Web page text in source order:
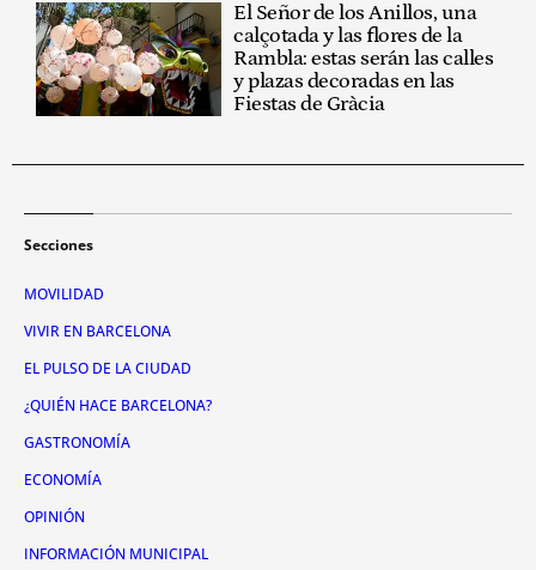
El Señor de los Anillos, una
calçotada y las flores de la
Rambla: estas serán las calles
y plazas decoradas en las
Fiestas de Gràcia
Secciones
MOVILIDAD
VIVIR EN BARCELONA
EL PULSO DE LA CIUDAD
¿QUIÉN HACE BARCELONA?
GASTRONOMÍA
ECONOMÍA
OPINIÓN
INFORMACIÓN MUNICIPAL